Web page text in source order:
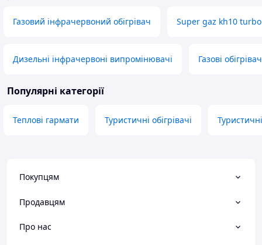
Газовий інфрачервоний обігрівач Super gaz kh10 turbo
Дизельні інфрачервоні випромінювачі Газові
Популярні категорії
Теплові гармати Туристичні обігрівачі
Покупцям
Продавцям
Про нас